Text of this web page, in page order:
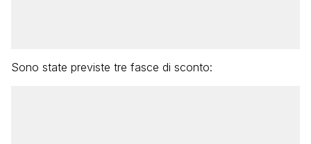
Sono state previste tre fasce di sconto: